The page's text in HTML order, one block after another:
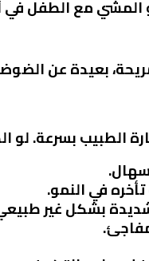
المشي مع الطفل
بعيدة عن
الطبيب بسرعة. لو
في النمو.
بشكل غير